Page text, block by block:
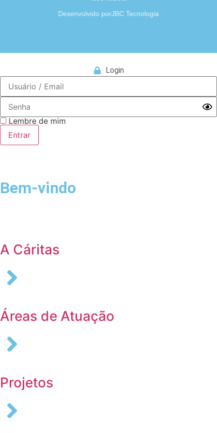
Desenvolvido porJBC Tecnologia
Login
Lembre de mim
Bem-vindo
A Cáritas
Áreas de Atuação
Projetos